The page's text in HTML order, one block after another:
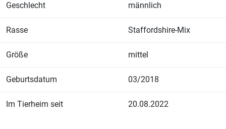
Geschlecht männlich
Rasse Staffordshire-Mix
Größe mittel
Geburtsdatum 03/2018
Im Tierheim seit 20.08.2022